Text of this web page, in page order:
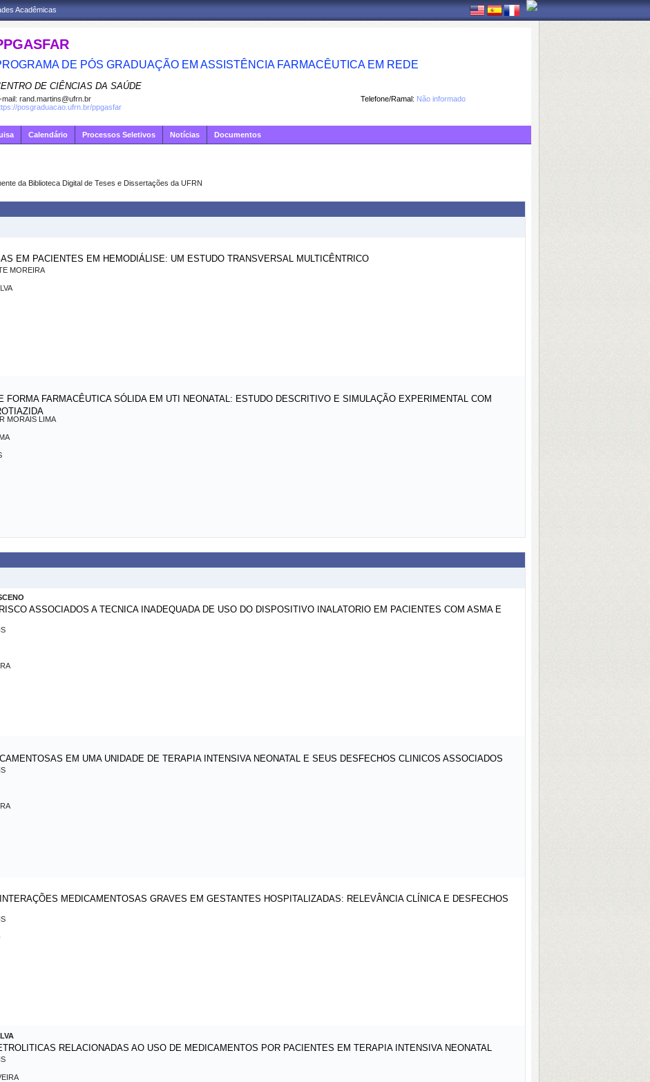
Acadêmicas
DE PÓS GRADUAÇÃO EM ASSISTÊNCIA FARMACÊUTICA EM REDE
DE CIÊNCIAS DA SAÚDE
Telefone/Ramal: Não informado
mail: rand.martins@ufrn.br
posgraduacao.ufrn.br/ppgasfar
Calendário Processos Seletivos Notícias Documentos
da Biblioteca Digital de Teses e Dissertações da UFRN
EM PACIENTES EM HEMODIÁLISE: UM ESTUDO TRANSVERSAL MULTICÊNTRICO
MOREIRA
FORMA FARMACÊUTICA SÓLIDA EM UTI NEONATAL: ESTUDO DESCRITIVO E SIMULAÇÃO EXPERIMENTAL COM
MORAIS LIMA
ASSOCIADOS A TECNICA INADEQUADA DE USO DO DISPOSITIVO INALATORIO EM PACIENTES COM ASMA E
EM UMA UNIDADE DE TERAPIA INTENSIVA NEONATAL E SEUS DESFECHOS CLINICOS ASSOCIADOS
MEDICAMENTOSAS GRAVES EM GESTANTES HOSPITALIZADAS: RELEVÂNCIA CLÍNICA E DESFECHOS
RELACIONADAS AO USO DE MEDICAMENTOS POR PACIENTES EM TERAPIA INTENSIVA NEONATAL